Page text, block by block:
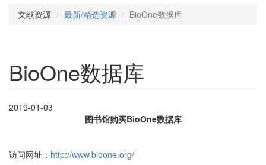
文献资源 最新/精选资源 BioOne数据库
BioOne数据库
2019-01-03
图书馆购买BioOne数据库
访问网址： http://www.bioone.org/